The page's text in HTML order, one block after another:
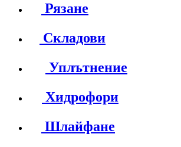
Рязане
Складови
Уплътнение
Хидрофори
Шлайфане